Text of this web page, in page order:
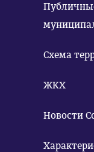
Схема
ЖКХ
Новости